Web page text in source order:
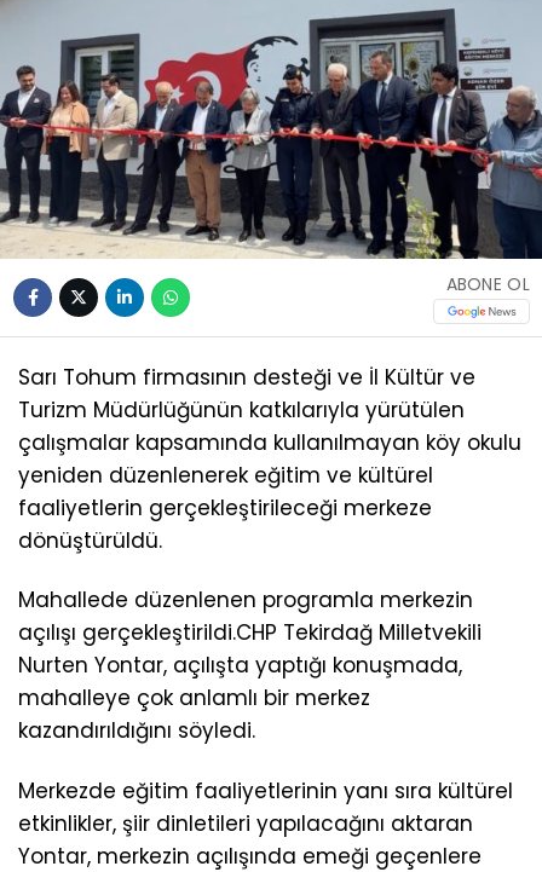
ABONE OL
Sarı Tohum firmasının desteği ve İl Kültür ve
Turizm Müdürlüğünün katkılarıyla yürütülen
çalışmalar kapsamında kullanılmayan köy okulu
yeniden düzenlenerek eğitim ve kültürel
faaliyetlerin gerçekleştirileceği merkeze
dönüştürüldü.
Mahallede düzenlenen programla merkezin
açılışı gerçekleştirildi.CHP Tekirdağ Milletvekili
Nurten Yontar, açılışta yaptığı konuşmada,
mahalleye çok anlamlı bir merkez
kazandırıldığını söyledi.
Merkezde eğitim faaliyetlerinin yanı sıra kültürel
etkinlikler, şiir dinletileri yapılacağını aktaran
Yontar, merkezin açılışında emeği geçenlere